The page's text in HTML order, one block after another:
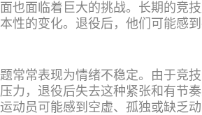
也面临着巨大的挑战。长期的竞
性的变化。退役后，他们可能感
常常表现为情绪不稳定。由于竞
力，退役后失去这种紧张和有节
动员可能感到空虚、孤独或缺乏